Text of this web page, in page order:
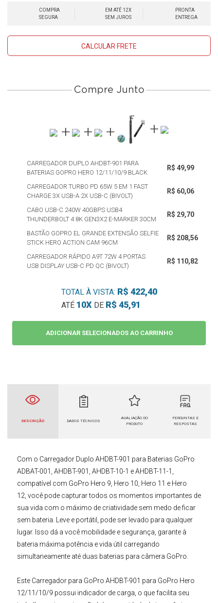
COMPRA
SEGURA
EM ATÉ 12X
SEM JUROS
PRONTA
ENTREGA
CALCULAR FRETE
Compre Junto
CARREGADOR DUPLO AHDBT-901 PARA
BATERIAS GOPRO HERO 12/11/10/9 BLACK
R$ 49,99
CARREGADOR TURBO PD 65W 5 EM 1 FAST
CHARGE 3X USB-A 2X USB-C (BIVOLT)
R$ 60,06
CABO USB-C 240W 40GBPS USB4
THUNDERBOLT 4 8K GEN3X2 E-MARKER 30CM
R$ 29,70
BASTÃO GOPRO EL GRANDE EXTENSÃO SELFIE
STICK HERO ACTION CAM 96CM
R$ 208,56
CARREGADOR RÁPIDO A9T 72W 4 PORTAS
USB DISPLAY USB-C PD QC (BIVOLT)
R$ 110,82
ADICIONAR SELECIONADOS AO CARRINHO
TOTAL À VISTA: R$ 422,40
ATÉ 10XDE R$ 45,91
DESCRIÇÃO DADOS TÉCNICOS
AVALIAÇÃO DO
PRODUTO
PERGUNTAS E
RESPOSTAS
Com o Carregador Duplo AHDBT-901 para Baterias GoPro
ADBAT-001, AHDBT-901, AHDBT-10-1 e AHDBT-11-1,
compatível com GoPro Hero 9, Hero 10, Hero 11 e Hero
12, você pode capturar todos os momentos importantes de
sua vida com o máximo de criatividade sem medo de ficar
sem bateria. Leve e portátil, pode ser levado para qualquer
lugar. Isso dá a você mobilidade e segurança, garante à
bateria máxima potência e vida útil carregando
simultaneamente até duas baterias para câmera GoPro.
Este Carregador para GoPro AHDBT-901 para GoPro Hero
12/11/10/9 possui indicador de carga, o que facilita seu